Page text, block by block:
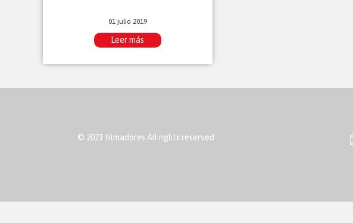
01 julio 2019
Leer más
© 2021 Filmadores All rights reserved